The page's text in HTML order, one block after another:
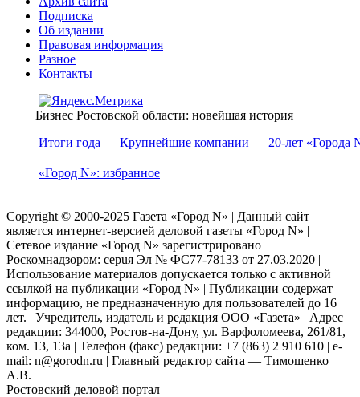
Подписка
Об издании
Правовая информация
Разное
Контакты
Бизнес Ростовской области: новейшая история
Итоги года
Крупнейшие компании 20-лет «Города
«Город N»: избранное
Copyright © 2000-2025 Газета «Город N» | Данный сайт
является интернет-версией деловой газеты «Город N» |
Сетевое издание «Город N» зарегистрировано
Роскомнадзором: серuя Эл № ФС77-78133 от 27.03.2020 |
Использование материалов допускается только с активной
ссылкой на публикации «Город N» | Публикации содержат
информацию, не предназначенную для пользователей до 16
лет. | Учредитель, издатель и редакция ООО «Газета» | Адрес
редакции: 344000, Ростов-на-Дону, ул. Варфоломеева, 261/81,
ком. 13, 13а | Телефон (факс) редакции: +7 (863) 2 910 610 | e-
mail: n@gorodn.ru | Главный редактор сайта — Тимошенко
А.В.
Ростовский деловой портал